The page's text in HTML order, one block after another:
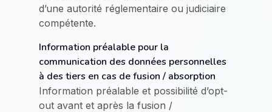
d’une autorité réglementaire ou judiciaire
compétente.
Information préalable pour la
communication des données personnelles
à des tiers en cas de fusion / absorption
Information préalable et possibilité d’opt-
out avant et après la fusion /